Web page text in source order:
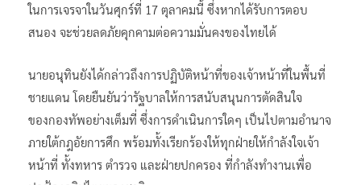
ในการเจรจาในวันศุกร์ที่ 17 ตุลาคมนี้ ซึ่งหากได้รับการตอบ
สนอง จะช่วยลดภัยคุกคามต่อความมั่นคงของไทยได้
นายอนุทินยังได้กล่าวถึงการปฏิบัติหน้าที่ของเจ้าหน้าที่ในพื้นที่
ชายแดน โดยยืนยันว่ารัฐบาลให้การสนับสนุนการตัดสินใจ
ของกองทัพอย่างเต็มที่ ซึ่งการดำเนินการใดๆ เป็นไปตามอำนาจ
ภายใต้กฎอัยการศึก พร้อมทั้งเรียกร้องให้ทุกฝ่ายให้กำลังใจเจ้า
หน้าที่ ทั้งทหาร ตำรวจ และฝ่ายปกครอง ที่กำลังทำงานเพื่อ